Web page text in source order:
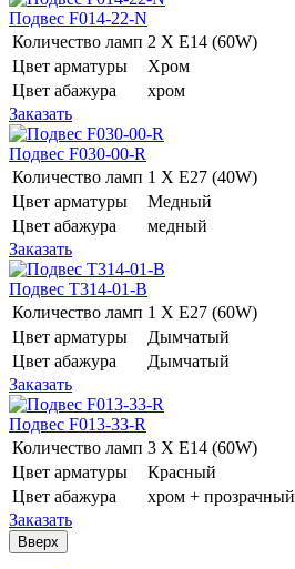
Подвес F014-22-N
Количество ламп 2 Х E14 (60W)
Цвет арматуры
Хром
Цвет абажура
хром
Заказать
Подвес F030-00-R
Количество ламп 1 Х E27 (40W)
Цвет арматуры
Медный
Цвет абажура
медный
Заказать
Подвес T314-01-B
Количество ламп 1 Х E27 (60W)
Цвет арматуры
Дымчатый
Цвет абажура
Дымчатый
Заказать
Подвес F013-33-R
Количество ламп 3 Х E14 (60W)
Цвет арматуры
Красный
Цвет абажура
хром + прозрачный
Заказать
Вверх